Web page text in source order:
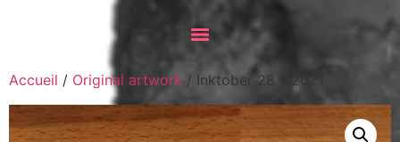
Accueil / Original artwork / Inktober 28 – 2021